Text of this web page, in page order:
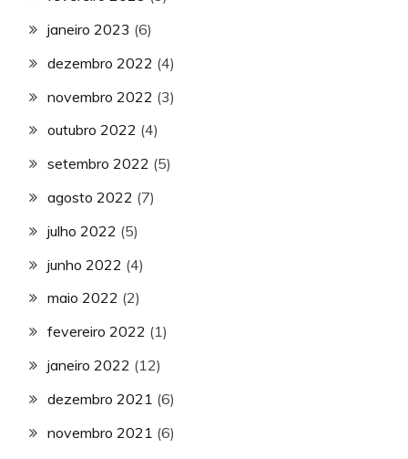
janeiro 2023 (6)
dezembro 2022 (4)
novembro 2022 (3)
outubro 2022 (4)
setembro 2022 (5)
agosto 2022 (7)
julho 2022 (5)
junho 2022 (4)
maio 2022 (2)
fevereiro 2022 (1)
janeiro 2022 (12)
dezembro 2021 (6)
novembro 2021 (6)